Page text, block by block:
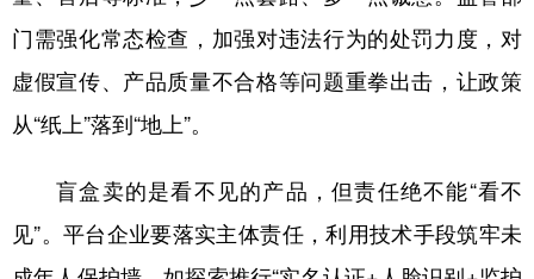
门需强化常态检查，加强对违法行为的处罚力度，对
虚假宣传、产品质量不合格等问题重拳出击，让政策
从“纸上”落到“地上”。
盲盒卖的是看不见的产品，但责任绝不能“看不
见”。平台企业要落实主体责任，利用技术手段筑牢未